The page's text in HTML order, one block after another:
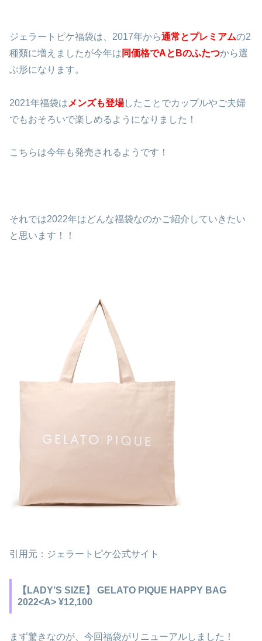
ジェラートピケ福袋は、2017年から通常とプレミアムの2
種類に増えましたが今年は 同価格でAとBのふたつから選
ぶ形になります。
2021年福袋は メンズも登場したことでカップルやご夫婦
でもおそろいで楽しめるようになりました！
こちらは今年も発売されるようです！
それでは2022年はどんな福袋なのかご紹介していきたい
と思います！！
引用元：ジェラートピケ公式サイト
【LADY’S SIZE】 GELATO PIQUE HAPPY BAG
2022<A> ¥12,100
まず驚きなのが、今回福袋がリニューアルしました！